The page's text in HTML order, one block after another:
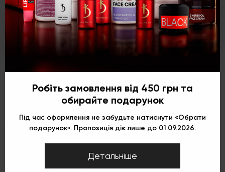
щільно наносять на обличчя, потім змивають його
через 15-20 хвилин.
Мінеральна глина. Маска з такої глини має виражену
лікувальну дію. Ефект від її застосування помітний
після одного-двох застосувань. Вугрі, що є наявні на
Посилити дію глини дозволяє лимонний сік та настій
Маска з желатину та молока. Желатин та молоко
потрібно прогріти на водяній бані, остудити та
обличчі. Тримати маску на обличчі потрібно не
Робіть замовлення від 450 грн та
обирайте подарунок
Під час оформлення не забудьте натиснути «Обрати
подарунок». Пропозиція діє лише до 01.09.2026.
Детальніше